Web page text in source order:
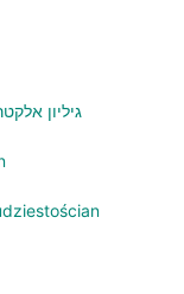
גיליון